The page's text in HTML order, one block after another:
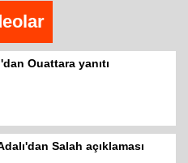
Ouattara yanıtı
Salah açıklaması